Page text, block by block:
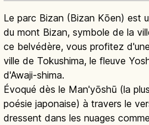
Le parc Bizan (Bizan Kōen) est
du mont Bizan, symbole de la
ce belvédère, vous profitez
ville de Tokushima, le fleuve
d'Awaji-shima.
Évoqué dès le Man'yōshū (la
poésie japonaise) à travers le
dressent dans les nuages